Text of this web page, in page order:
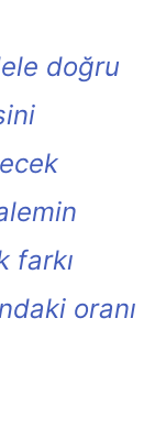
doğru
farkı
oranı